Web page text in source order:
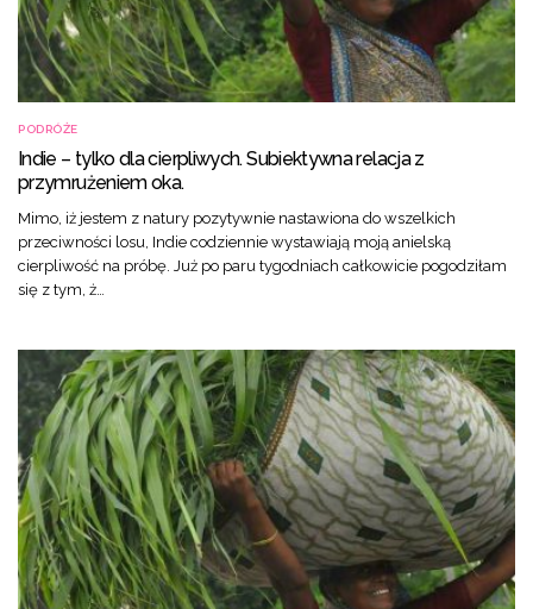
PODRÓŻE
Indie – tylko dla cierpliwych. Subiektywna relacja z
przymrużeniem oka.
Mimo, iż jestem z natury pozytywnie nastawiona do wszelkich
przeciwności losu, Indie codziennie wystawiają moją anielską
cierpliwość na próbę. Już po paru tygodniach całkowicie pogodziłam
się z tym, ż…